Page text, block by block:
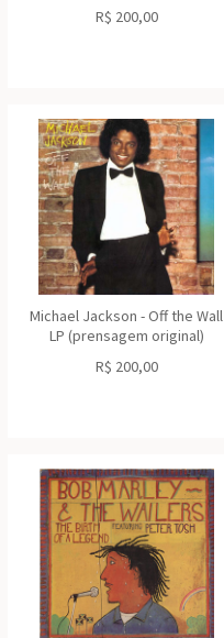
R$ 200,00
Michael Jackson - Off the Wall
LP (prensagem original)
R$ 200,00